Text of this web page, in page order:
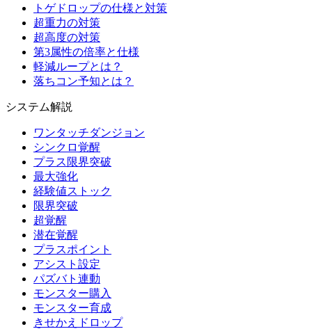
トゲドロップの仕様と対策
超重力の対策
超高度の対策
第3属性の倍率と仕様
軽減ループとは？
落ちコン予知とは？
システム解説
ワンタッチダンジョン
シンクロ覚醒
プラス限界突破
最大強化
経験値ストック
限界突破
超覚醒
潜在覚醒
プラスポイント
アシスト設定
パズバト連動
モンスター購入
モンスター育成
きせかえドロップ